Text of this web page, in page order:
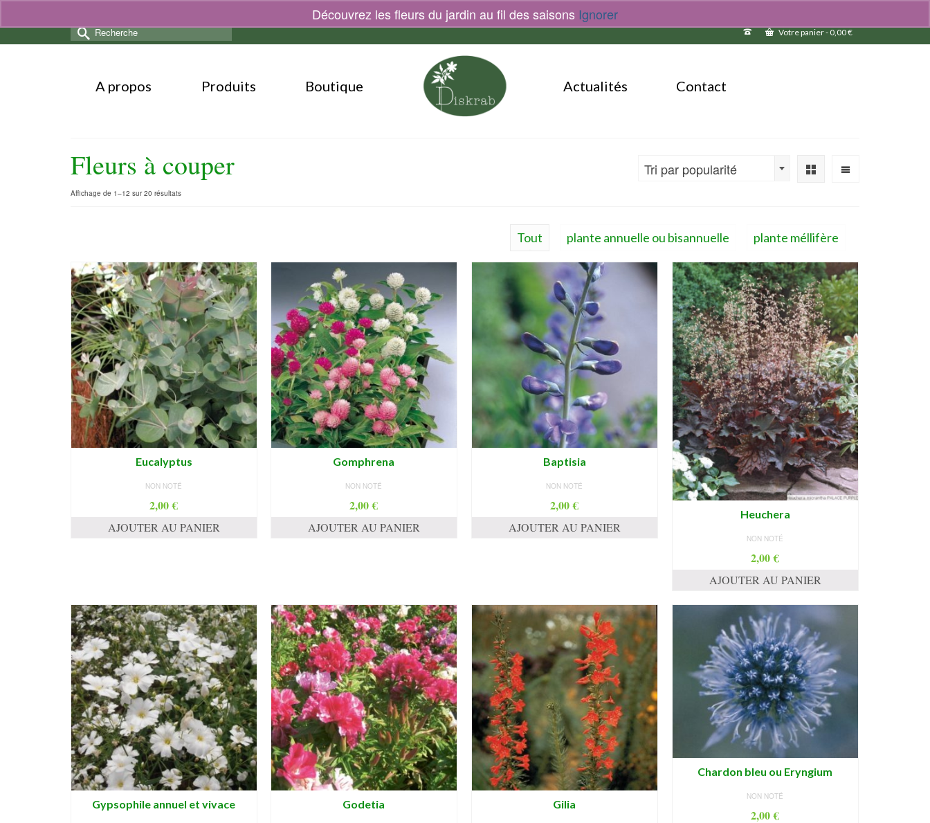
Découvrez les fleurs du jardin au fil des saisons Ignorer
Votre panier- 0,00€
Rechercher :
A propos Produits Boutique Actualités Contact
Fleurs à couper
Affichage de 1–12 sur 20 résultatsTrié
Tri par popularité
Tout plante annuelle ou bisannuelle plante méllifère
Eucalyptus
NON NOTÉ
2,00€
AJOUTER AU PANIER
Gomphrena
NON NOTÉ
2,00€
AJOUTER AU PANIER
Baptisia
NON NOTÉ
2,00€
AJOUTER AU PANIER
Heuchera
NON NOTÉ
2,00€
AJOUTER AU PANIER
Gypsophile annuel et vivace Godetia Gilia
Chardon bleu ou Eryngium
NON NOTÉ
2,00€